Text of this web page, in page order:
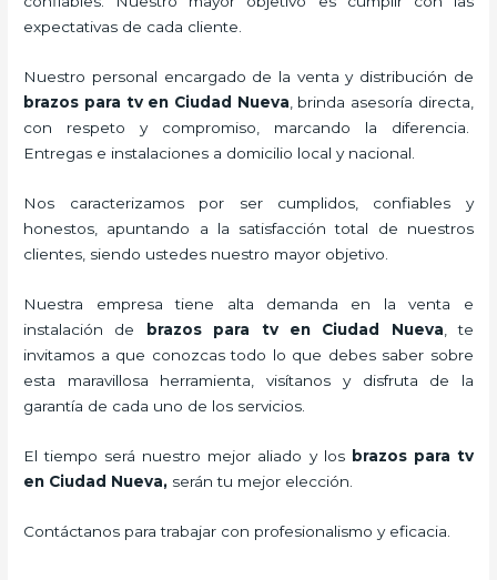
expectativas de cada cliente.
Nuestro personal encargado de la venta y distribución de
brazos para tv en Ciudad Nueva , brinda asesoría directa,
con respeto y compromiso, marcando la diferencia.
Entregas e instalaciones a domicilio local y nacional.
Nos caracterizamos por ser cumplidos, confiables y
honestos, apuntando a la satisfacción total de nuestros
clientes, siendo ustedes nuestro mayor objetivo.
Nuestra empresa tiene alta demanda en la venta e
instalación de
brazos para tv en Ciudad Nueva , te
invitamos a que conozcas todo lo que debes saber sobre
esta maravillosa herramienta, visítanos y disfruta de la
garantía de cada uno de los servicios.
El tiempo será nuestro mejor aliado y los brazos para tv
en Ciudad Nueva, serán tu mejor elección.
Contáctanos para trabajar con profesionalismo y eficacia.